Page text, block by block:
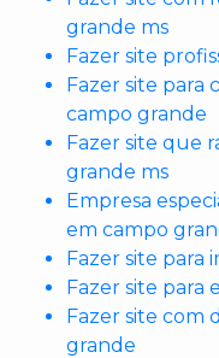
grande ms
Fazer site
Fazer site para
campo grande
Fazer site que
grande ms
Empresa
em campo
Fazer site para
Fazer site para
Fazer site com
grande